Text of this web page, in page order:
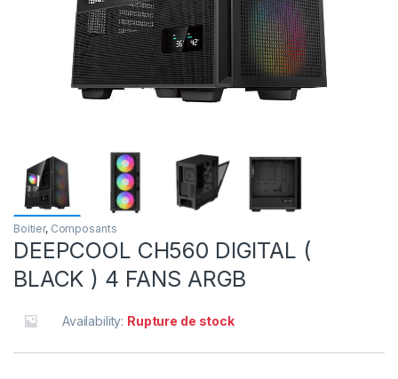
Boitier, Composants
DEEPCOOL CH560 DIGITAL (
BLACK ) 4 FANS ARGB
Availability: Rupture de stock